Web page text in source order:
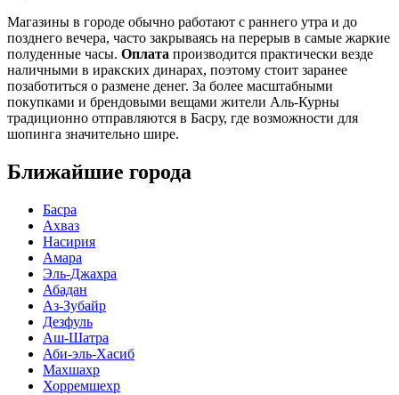
Магазины в городе обычно работают с раннего утра и до
позднего вечера, часто закрываясь на перерыв в самые жаркие
полуденные часы. Оплата производится практически везде
наличными в иракских динарах, поэтому стоит заранее
позаботиться о размене денег. За более масштабными
покупками и брендовыми вещами жители Аль-Курны
традиционно отправляются в Басру, где возможности для
шопинга значительно шире.
Ближайшие города
Басра
Ахваз
Насирия
Амара
Эль-Джахра
Абадан
Аз-Зубайр
Дезфуль
Аш-Шатра
Аби-эль-Хасиб
Махшахр
Хорремшехр